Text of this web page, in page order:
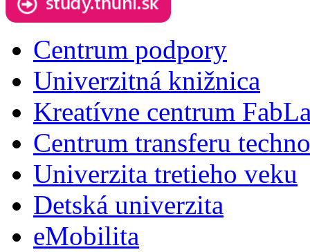
Centrum podpory
Univerzitná knižnica
Kreatívne centrum
Centrum transferu
Univerzita tretieho veku
Detská univerzita
eMobilita